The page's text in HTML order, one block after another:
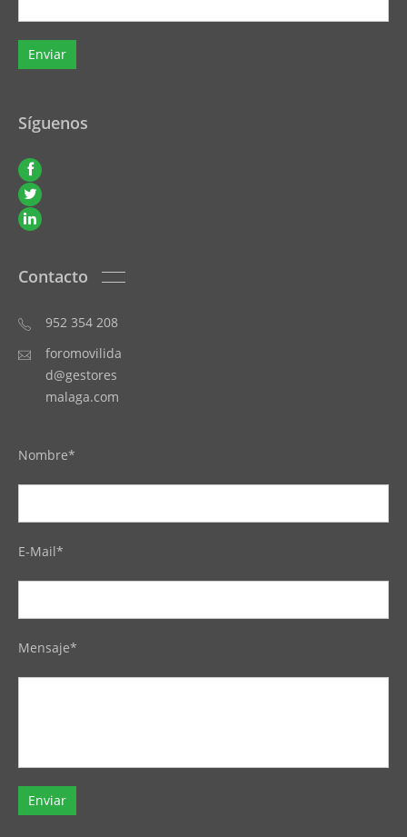
Síguenos
Contacto
952 354 208
foromovilida
d@gestores
malaga.com
Nombre*
E-Mail*
Mensaje*